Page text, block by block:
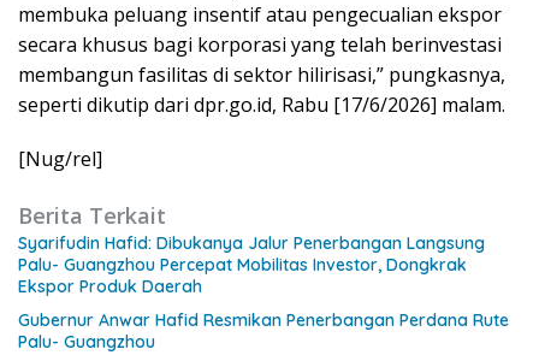
membuka peluang insentif atau pengecualian ekspor
secara khusus bagi korporasi yang telah berinvestasi
membangun fasilitas di sektor hilirisasi,” pungkasnya,
seperti dikutip dari dpr.go.id, Rabu [17/6/2026] malam.
[Nug/rel]
Berita Terkait
Syarifudin Hafid: Dibukanya Jalur Penerbangan Langsung
Palu- Guangzhou Percepat Mobilitas Investor, Dongkrak
Ekspor Produk Daerah
Gubernur Anwar Hafid Resmikan Penerbangan Perdana Rute
Palu- Guangzhou